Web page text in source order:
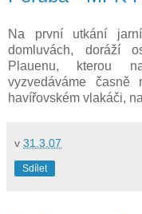
Na první utkání
domluvách, doráží
Plauenu, kterou
vyzvedáváme
havířovském vlakáči,
v 31.3.07
Sdílet